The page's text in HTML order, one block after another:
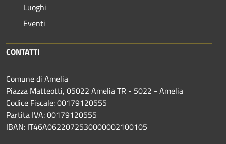
Luoghi
Eventi
CONTATTI
Comune di Amelia
Piazza Matteotti, 05022 Amelia TR - 5022 - Amelia
Codice Fiscale: 00179120555
Partita IVA: 00179120555
IBAN: IT46A0622072530000002100105